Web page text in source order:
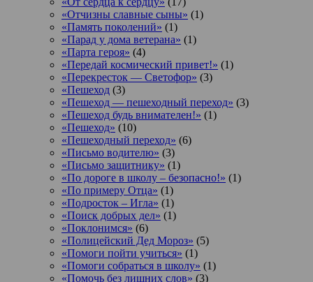
«Отчизны славные сыны» (1)
«Память поколений» (1)
«Парад у дома ветерана» (1)
«Парта героя» (4)
«Передай космический привет!» (1)
«Перекресток — Светофор» (3)
«Пешеход (3)
«Пешеход — пешеходный переход» (3)
«Пешеход будь внимателен!» (1)
«Пешеход» (10)
«Пешеходный переход» (6)
«Письмо водителю» (3)
«Письмо защитнику» (1)
«По дороге в школу – безопасно!» (1)
«По примеру Отца» (1)
«Подросток ‒ Игла» (1)
«Поиск добрых дел» (1)
«Поклонимся» (6)
«Полицейский Дед Мороз» (5)
«Помоги пойти учиться» (1)
«Помоги собраться в школу» (1)
«Помочь без лишних слов» (3)